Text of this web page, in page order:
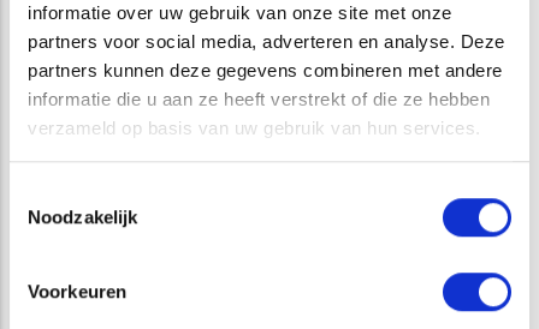
informatie over uw gebruik van onze site met onze
partners voor social media, adverteren en analyse. Deze
partners kunnen deze gegevens combineren met andere
informatie die u aan ze heeft verstrekt of die ze hebben
verzameld op basis van uw gebruik van hun services.
Noodzakelijk
Voorkeuren
GEOFYSISCH ONDERZOEK